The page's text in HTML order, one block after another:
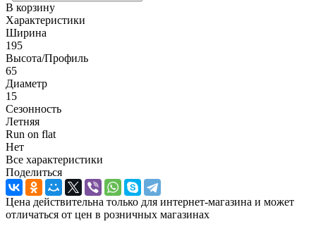
В корзину
Характеристики
Ширина
195
Высота/Профиль
65
Диаметр
15
Сезонность
Летняя
Run on flat
Нет
Все характеристики
Поделиться
Цена действительна только для интернет-магазина и может
отличаться от цен в розничных магазинах